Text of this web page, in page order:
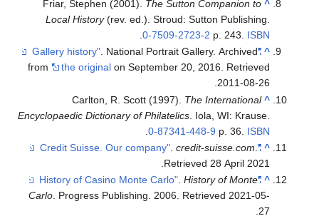
^
Friar, Stephen (2001). The Sutton Companion to
Local History(rev. ed.). Stroud: Sutton Publishing.
p. 243. ISBN
0-7509-2723-2
.
^
"Gallery history"
. National Portrait Gallery. Archived
from
the original on September 20, 2016. Retrieved
2011-08-26
.
^
Carlton, R. Scott (1997). The International
Encyclopaedic Dictionary of Philatelics . Iola, WI: Krause.
p. 36. ISBN
0-87341-448-9
.
^
"Credit Suisse. Our company"
.credit-suisse.com .
Retrieved 28 April 2021
^
"History of Casino Monte Carlo"
.History of Monte
Carlo. Progress Publishing. 2006. Retrieved2021-05-
27
.